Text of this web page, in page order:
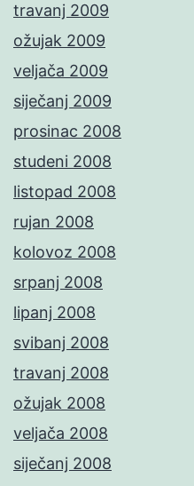
travanj 2009
ožujak 2009
veljača 2009
siječanj 2009
prosinac 2008
studeni 2008
listopad 2008
rujan 2008
kolovoz 2008
srpanj 2008
lipanj 2008
svibanj 2008
travanj 2008
ožujak 2008
veljača 2008
siječanj 2008